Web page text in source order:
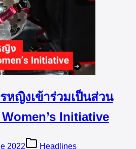
หญิงเข้าร่วมเป็นส่วน
Initiative
2022 Headlines